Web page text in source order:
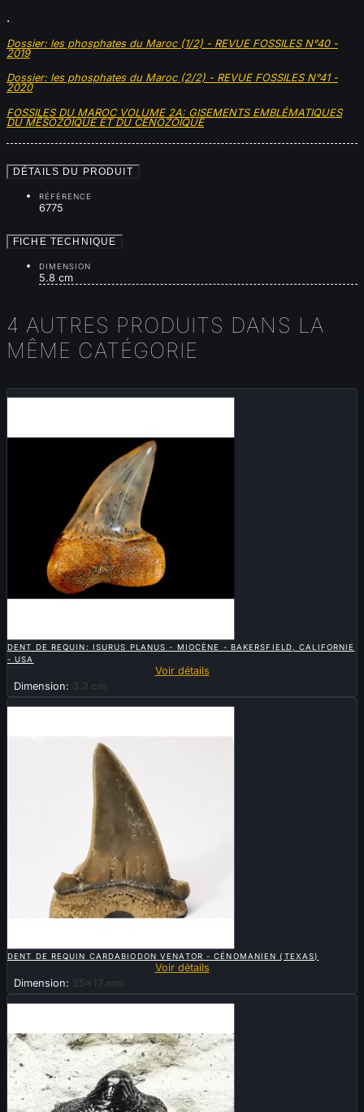
.
Dossier: les phosphates du Maroc (1/2) - REVUE FOSSILES N°40 -
2019
Dossier: les phosphates du Maroc (2/2) - REVUE FOSSILES N°41 -
2020
FOSSILES DU MAROC VOLUME 2A: GISEMENTS EMBLÉMATIQUES
DU MÉSOZOÏQUE ET DU CÉNOZOÏQUE
DÉTAILS DU PRODUIT
RÉFÉRENCE
6775
FICHE TECHNIQUE
DIMENSION
5.8 cm
4 AUTRES PRODUITS DANS LA
MÊME CATÉGORIE
DENT DE REQUIN: ISURUS PLANUS - MIOCÈNE - BAKERSFIELD, CALIFORNIE
- USA
Voir détails
Dimension:
3.2 cm
Vendu
DENT DE REQUIN CARDABIODON VENATOR - CÉNOMANIEN (TEXAS)
Voir détails
Dimension:
25x17 mm
Nouveau